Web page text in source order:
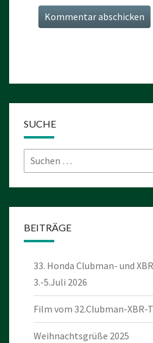
SUCHE
Suchen
nach:
BEITRÄGE
33. Honda Clubman- und
3.-5.Juli 2026
Film vom 32.Clubman-XBR-
Weihnachtsgrüße 2025